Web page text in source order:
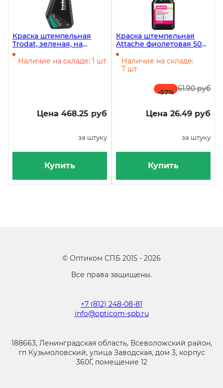
Краска штемпельная
Trodat, зеленая, на
водной основе, 28 мл
Наличие на складе: 1 шт
Цена 468.25 руб
за штуку
Купить
Краска штемпельная
Attache фиолетовая 50
грамм
Наличие на складе:
7 шт
-57% 61.90 руб
Цена 26.49 руб
за штуку
Купить
© Оптиком СПБ 2015 - 2026
Все права защищены.
+7 (812) 248-08-81
info@opticom-spb.ru
188663, Ленинградская область, Всеволожский район,
гп Кузьмоловский, улица Заводская, дом 3, корпус
360Г, помещение 12